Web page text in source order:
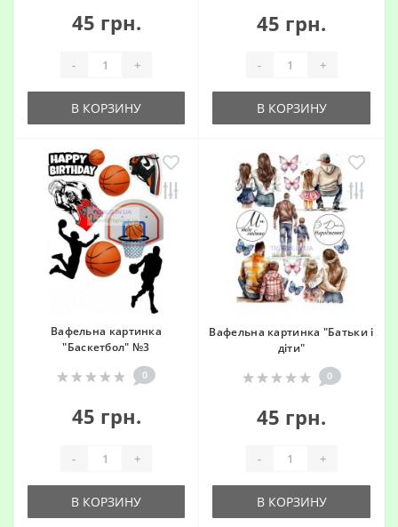
45 грн.
- +
В КОРЗИНУ
45 грн.
- +
В КОРЗИНУ
Вафельна картинка
"Баскетбол" №3
0
45 грн.
- +
В КОРЗИНУ
Вафельна картинка "Батьки і
діти"
0
45 грн.
- +
В КОРЗИНУ